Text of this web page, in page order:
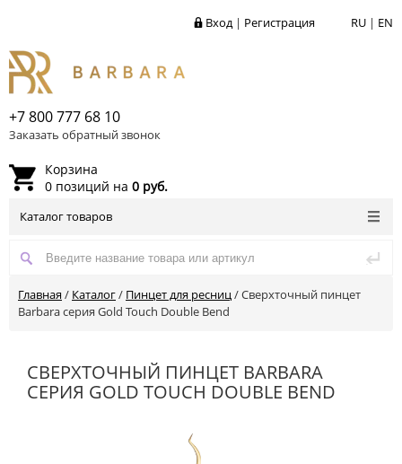
RU | EN
Вход| Регистрация
+7 800 777 68 10
Заказать обратный звонок
Корзина
0 позиций на 0 руб.
Каталог товаров
Главная / Каталог/ Пинцет для ресниц/Сверхточный пинцет
Barbara серия Gold Touch Double Bend
СВЕРХТОЧНЫЙ ПИНЦЕТ BARBARA
СЕРИЯ GOLD TOUCH DOUBLE BEND